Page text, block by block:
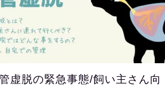
虚脱の緊急事態/飼い主さん向